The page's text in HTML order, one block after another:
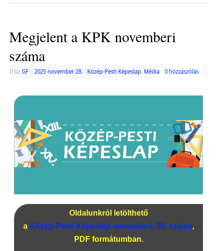
Megjelent a KPK novemberi
száma
Írta: GF 2025 november 28. Közép-Pesti Képeslap, Média 0 hozzászólás
Oldalunkról letölthető
a Közép-Pesti Képeslap novemberi, 38. száma,
PDF formátumban.